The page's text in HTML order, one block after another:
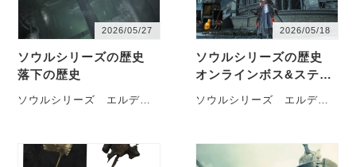
2026/05/27
ソウルシリーズの歴史
落下の歴史
ソウルシリーズ エルデ
ます
デモンズソウル 塔の
ラトリア2 塔のラトリア１
2026/05/18
ソウルシリーズの歴史
オンラインボス&ステー
ソウルシリーズ エルデン
まに記していきます
デモ
ンズソウル 黄衣の翁 塔のラ